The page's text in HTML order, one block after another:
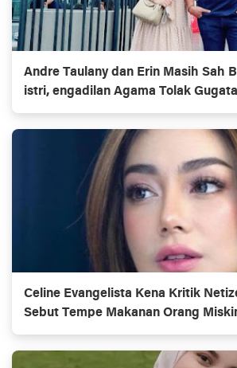
Andre Taulany dan Erin Masih Sah
istri, engadilan Agama Tolak
Celine Evangelista Kena Kritik
Sebut Tempe Makanan Orang